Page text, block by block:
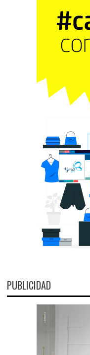
PUBLICIDAD